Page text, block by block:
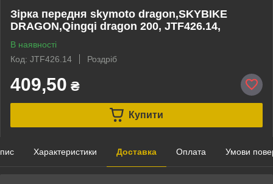
Зірка передня skymoto dragon,SKYBIKE
DRAGON,Qingqi dragon 200, JTF426.14,
В наявності
Код: JTF426.14
Роздріб
409,50 ₴
Купити
Характеристики Доставка Оплата Умови